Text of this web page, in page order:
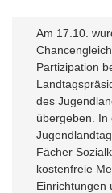
Am 17.10.
Partizipation
des
übergeben. In
Fächer
kostenfreie
Einrichtungen